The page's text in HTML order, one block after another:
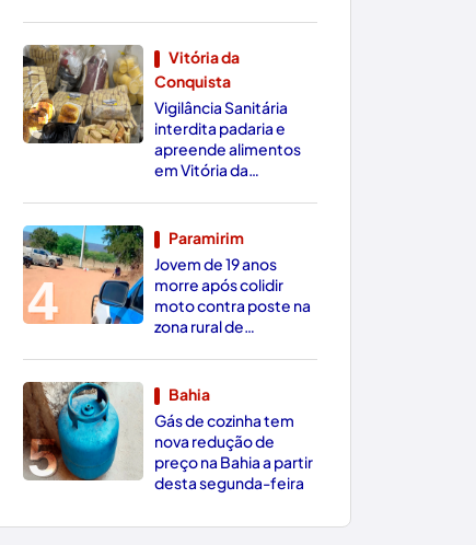
3
Vitória da
Conquista
Vigilância Sanitária
interdita padaria e
apreende alimentos
em Vitória da
4
Paramirim
Jovem de 19 anos
morre após colidir
moto contra poste na
zona rural de
5
Bahia
Gás de cozinha tem
nova redução de
preço na Bahia a partir
desta segunda-feira